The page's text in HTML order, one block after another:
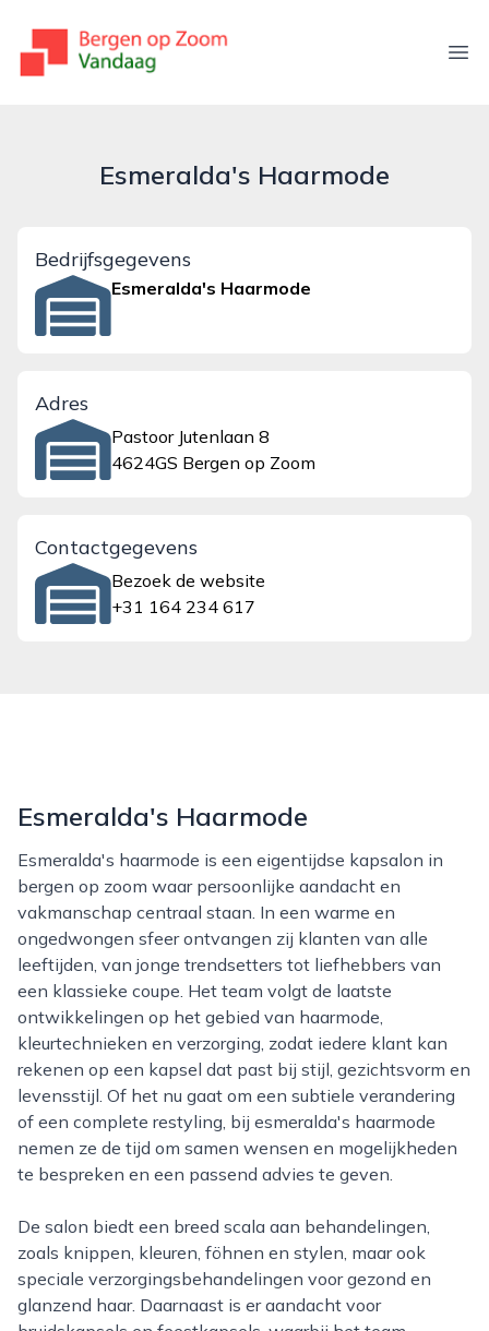
bergenopzoomvandaag.nl
Esmeralda's Haarmode
Bedrijfsgegevens
Esmeralda's Haarmode
Adres
Pastoor Jutenlaan 8
4624GS Bergen op Zoom
Contactgegevens
Bezoek de website
+31 164 234 617
Esmeralda's Haarmode
Esmeralda's haarmode is een eigentijdse kapsalon in
bergen op zoom waar persoonlijke aandacht en
vakmanschap centraal staan. In een warme en
ongedwongen sfeer ontvangen zij klanten van alle
leeftijden, van jonge trendsetters tot liefhebbers van
een klassieke coupe. Het team volgt de laatste
ontwikkelingen op het gebied van haarmode,
kleurtechnieken en verzorging, zodat iedere klant kan
rekenen op een kapsel dat past bij stijl, gezichtsvorm en
levensstijl. Of het nu gaat om een subtiele verandering
of een complete restyling, bij esmeralda's haarmode
nemen ze de tijd om samen wensen en mogelijkheden
te bespreken en een passend advies te geven.
De salon biedt een breed scala aan behandelingen,
zoals knippen, kleuren, föhnen en stylen, maar ook
speciale verzorgingsbehandelingen voor gezond en
glanzend haar. Daarnaast is er aandacht voor